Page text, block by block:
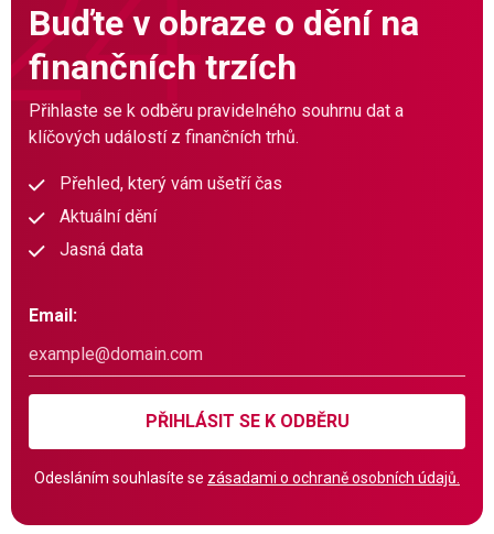
Buďte v obraze o dění na
finančních trzích
Přihlaste se k odběru pravidelného souhrnu dat a
klíčových událostí z finančních trhů.
Přehled, který vám ušetří čas
Aktuální dění
Jasná data
Email:
PŘIHLÁSIT SE K ODBĚRU
Odesláním souhlasíte se zásadami o ochraně osobních údajů.